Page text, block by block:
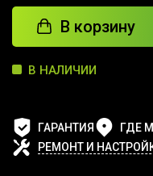
В корзину
В НАЛИЧИИ
ГАРАНТИЯ
ГДЕ
РЕМОНТ И